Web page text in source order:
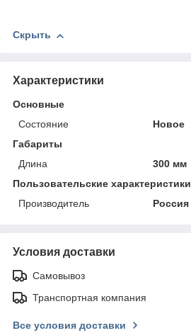
Скрыть
Характеристики
Основные
Состояние
Новое
Габариты
Длина
300 мм
Пользовательские характеристики
Производитель
Россия
Условия доставки
Самовывоз
Транспортная компания
Все условия доставки